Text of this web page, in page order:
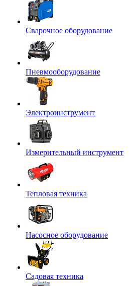
Сварочное оборудование
Пневмооборудование
Электроинструмент
Измерительный инструмент
Тепловая техника
Насосное оборудование
Садовая техника